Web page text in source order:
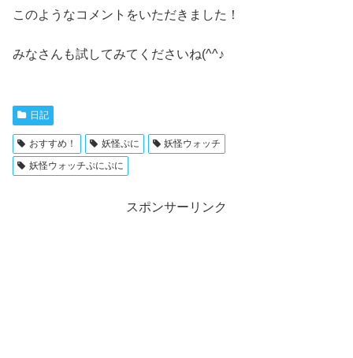
このようなコメントをいただきました！
みなさんも試してみてくださいね(^^♪
日記
おすすめ！ 妖怪ぷに
妖怪ウォッチ
妖怪ウォッチぷにぷに
スポンサーリンク